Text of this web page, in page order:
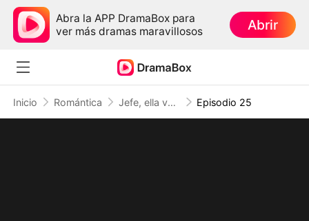
Abra la APP DramaBox para
ver más dramas maravillosos
Abrir
Inicio Romántica Jefe, ella volvió a decir que no (Doblado) Episodio 25